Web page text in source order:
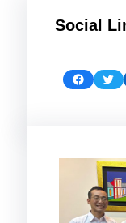
Social
Facebook Twitter